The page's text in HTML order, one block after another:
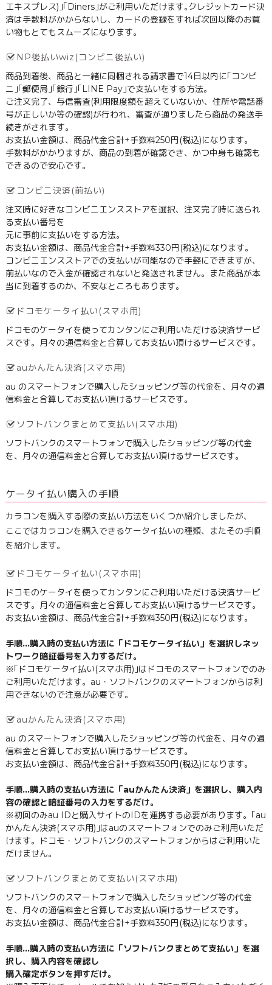
エキスプレス)｣｢Diners｣がご利用いただけます｡クレジットカード決
済は手数料がかからないし、カードの登録をすれば次回以降のお買
い物もとてもスムーズになります。
NP後払いwiz(コンビニ後払い)
商品到着後、商品と一緒に同梱される請求書で14日以内に｢コンビ
ニ｣｢郵便局｣｢銀行｣｢LINE Pay｣で支払いをする方法。
ご注文完了、与信審査(利用限度額を超えていないか、住所や電話番
号が正しいか等の確認)が行われ、審査が通りましたら商品の発送手
続きがされます。
お支払い金額は、商品代金合計+手数料250円(税込)になります。
手数料がかかりますが、商品の到着が確認でき、かつ中身も確認も
できるので安心です。
コンビニ決済(前払い)
注文時に好きなコンビニエンスストアを選択、注文完了時に送られ
る支払い番号を
元に事前に支払いをする方法。
お支払い金額は、商品代金合計+手数料330円(税込)になります。
コンビニエンスストアでの支払いが可能なので手軽にできますが、
前払いなので入金が確認されないと発送されません。また商品が本
当に到着するのか、不安なところもあります。
ドコモケータイ払い(スマホ用)
ドコモのケータイを使ってカンタンにご利用いただける決済サービ
スです。月々の通信料金と合算してお支払い頂けるサービスです。
auかんたん決済(スマホ用)
au のスマートフォンで購入したショッピング等の代金を、月々の通
信料金と合算してお支払い頂けるサービスです。
ソフトバンクまとめて支払い(スマホ用)
ソフトバンクのスマートフォンで購入したショッピング等の代金
を、月々の通信料金と合算してお支払い頂けるサービスです。
ケータイ払い購入の手順
カラコンを購入する際の支払い方法をいくつか紹介しましたが、
ここではカラコンを購入できるケータイ払いの種類、またその手順
を紹介します。
ドコモケータイ払い(スマホ用)
ドコモのケータイを使ってカンタンにご利用いただける決済サービ
スです。月々の通信料金と合算してお支払い頂けるサービスです。
お支払い金額は、商品代金合計+手数料350円(税込)になります。
手順…購入時の支払い方法に「ドコモケータイ払い」を選択しネッ
トワーク暗証番号を入力するだけ。
※｢ドコモケータイ払い(スマホ用)｣はドコモのスマートフォンでのみ
ご利用いただけます。au・ソフトバンクのスマートフォンからは利
用できないので注意が必要です。
auかんたん決済(スマホ用)
au のスマートフォンで購入したショッピング等の代金を、月々の通
信料金と合算してお支払い頂けるサービスです。
お支払い金額は、商品代金合計+手数料350円(税込)になります。
手順…購入時の支払い方法に「auかんたん決済」を選択し、購入内
容の確認と暗証番号の入力をするだけ。
※初回のみau IDと購入サイトのIDを連携する必要があります。｢au
かんたん決済(スマホ用)｣はauのスマートフォンでのみご利用いただ
けます。ドコモ・ソフトバンクのスマートフォンからはご利用いた
だけません。
ソフトバンクまとめて支払い(スマホ用)
ソフトバンクのスマートフォンで購入したショッピング等の代金
を、月々の通信料金と合算してお支払い頂けるサービスです。
お支払い金額は、商品代金合計+手数料350円(税込)になります。
手順…購入時の支払い方法に「ソフトバンクまとめて支払い」を選
択し、購入内容を確認し
購入確定ボタンを押すだけ。